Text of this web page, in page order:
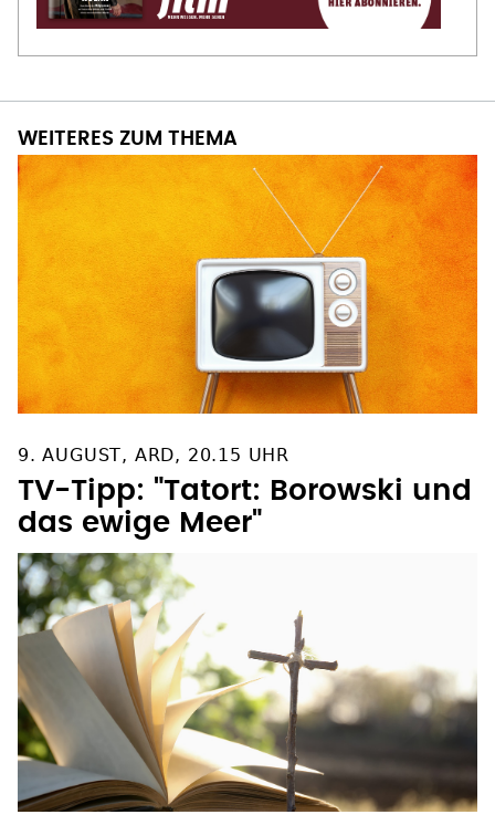
WEITERES ZUM THEMA
9. AUGUST, ARD, 20.15 UHR
TV-Tipp: "Tatort: Borowski und
das ewige Meer"